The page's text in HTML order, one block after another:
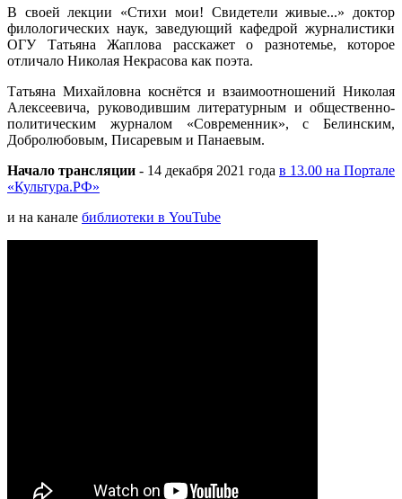
В своей лекции «Стихи мои! Свидетели живые...» доктор
филологических наук, заведующий кафедрой журналистики
ОГУ Татьяна Жаплова расскажет о разнотемье, которое
отличало Николая Некрасова как поэта.
Татьяна Михайловна коснётся и взаимоотношений Николая
Алексеевича, руководившим литературным и общественно-
политическим журналом «Современник», с Белинским,
Добролюбовым, Писаревым и Панаевым.
Начало трансляции - 14 декабря 2021 года в 13.00 на Портале
«Культура.РФ»
и на канале библиотеки в YouTube